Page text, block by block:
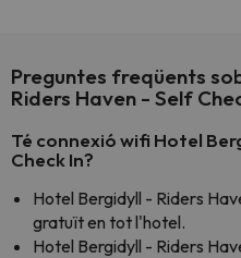
Preguntes freqüents
Riders Haven - Self
Té connexió wifi Hotel
Check In?
Hotel Bergidyll - Riders
gratuït en tot l'hotel.
Hotel Bergidyll - Riders